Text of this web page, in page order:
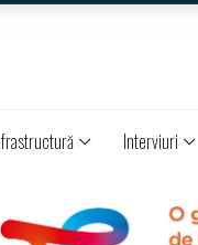
Interviuri